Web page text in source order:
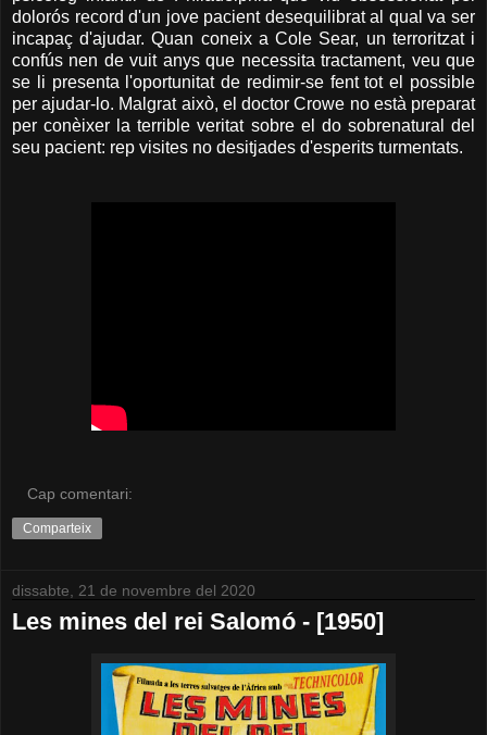
dolorós record d'un jove pacient desequilibrat al qual va ser
incapaç d'ajudar. Quan coneix a Cole Sear, un terroritzat i
confús nen de vuit anys que necessita tractament, veu que
se li presenta l'oportunitat de redimir-se fent tot el possible
per ajudar-lo. Malgrat això, el doctor Crowe no està preparat
per conèixer la terrible veritat sobre el do sobrenatural del
seu pacient: rep visites no desitjades d'esperits turmentats.
Cap comentari:
Comparteix
dissabte, 21 de novembre del 2020
Les mines del rei Salomó - [1950]